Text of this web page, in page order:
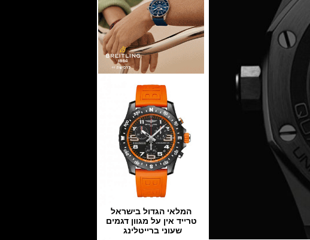
המלאי הגדול בישראל
טרייד אין על מגוון דגמים
שעוני ברייטלינג